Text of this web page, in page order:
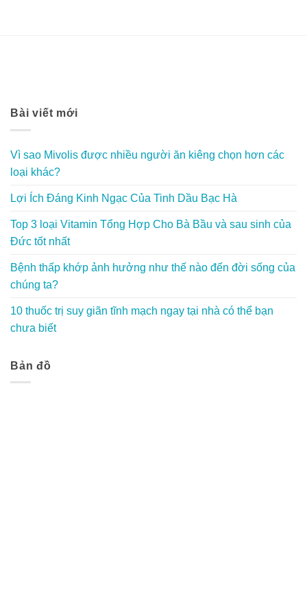
Bài viết mới
Vì sao Mivolis được nhiều người ăn kiêng chọn hơn các
loại khác?
Lợi Ích Đáng Kinh Ngạc Của Tinh Dầu Bạc Hà
Top 3 loại Vitamin Tổng Hợp Cho Bà Bầu và sau sinh của
Đức tốt nhất
Bệnh thấp khớp ảnh hưởng như thế nào đến đời sống của
chúng ta?
10 thuốc trị suy giãn tĩnh mạch ngay tại nhà có thể bạn
chưa biết
Bản đồ